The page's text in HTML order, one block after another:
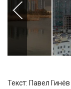
Текст: Павел Гинёв